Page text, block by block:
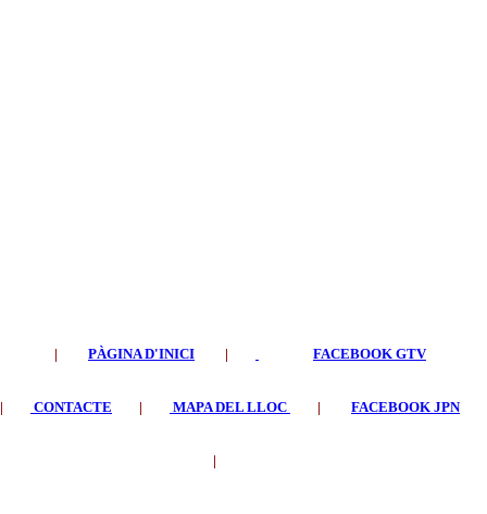
| PÀGINA D'INICI | FACEBOOK GTV
| CONTACTE | MAPA DEL LLOC | FACEBOOK JPN
|